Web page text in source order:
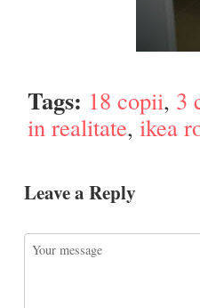
Tags: 18 copii, 3
in realitate, ikea
Leave a Reply